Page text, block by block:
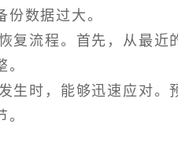
数据过大。
复流程。首先，从最近
生时，能够迅速应对。